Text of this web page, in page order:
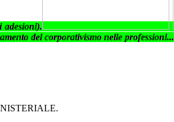
del corporativismo nelle professioni...